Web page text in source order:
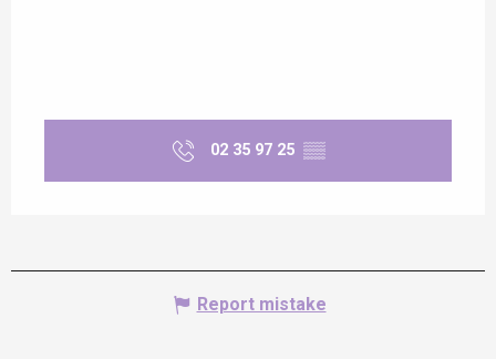
02 35 97 25 ▒▒
Report mistake